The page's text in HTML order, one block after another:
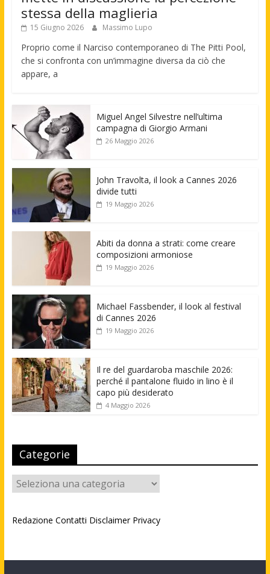
stessa della maglieria
15 Giugno 2026 Massimo Lupo
Proprio come il Narciso contemporaneo di The Pitti Pool,
che si confronta con un’immagine diversa da ciò che
appare, a
Miguel Angel Silvestre nell’ultima
campagna di Giorgio Armani
26 Maggio 2026
John Travolta, il look a Cannes 2026
divide tutti
19 Maggio 2026
Abiti da donna a strati: come creare
composizioni armoniose
19 Maggio 2026
Michael Fassbender, il look al festival
di Cannes 2026
19 Maggio 2026
Il re del guardaroba maschile 2026:
perché il pantalone fluido in lino è il
capo più desiderato
4 Maggio 2026
Categorie
Categorie
Redazione Contatti Disclaimer Privacy